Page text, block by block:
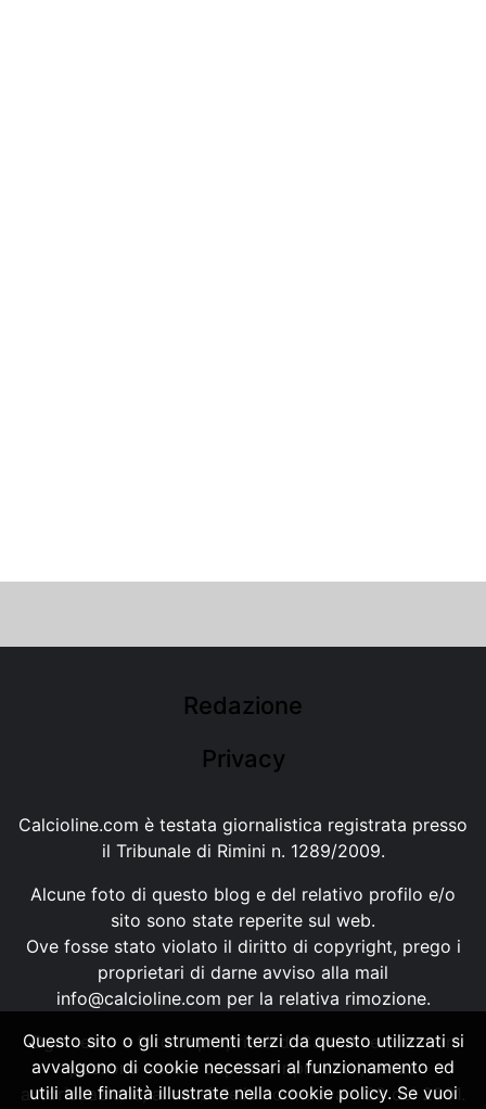
Redazione
Privacy
Calcioline.com è testata giornalistica registrata presso
il Tribunale di Rimini n. 1289/2009.
Alcune foto di questo blog e del relativo profilo e/o
sito sono state reperite sul web.
Ove fosse stato violato il diritto di copyright, prego i
proprietari di darne avviso alla mail
info@calcioline.com per la relativa rimozione.
Ogni testo e foto di proprietà di Calcioline.com non
possono essere copiati o riprodotti, senza
autorizzazione, ai sensi della normativa n.29 del 2001.
Questo sito o gli strumenti terzi da questo utilizzati si
avvalgono di cookie necessari al funzionamento ed
utili alle finalità illustrate nella cookie policy. Se vuoi